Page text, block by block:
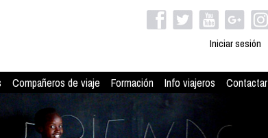
Iniciar sesión
Compañeros de viaje Formación Info viajeros Contactar